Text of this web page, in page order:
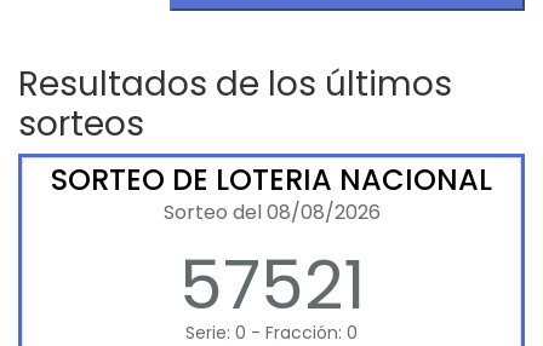
Resultados de los últimos
sorteos
SORTEO DE LOTERIA NACIONAL
Sorteo del 08/08/2026
57521
Serie: 0 - Fracción: 0